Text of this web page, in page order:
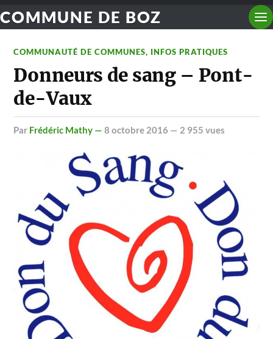
COMMUNE DE BOZ
COMMUNAUTÉ DE COMMUNES, INFOS PRATIQUES
Donneurs de sang – Pont-
de-Vaux
par Frédéric Mathy —8 octobre 2016 — 2 955 vues